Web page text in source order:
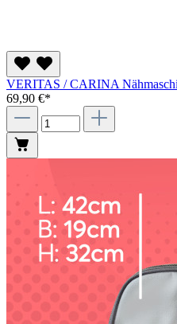
VERITAS / CARINA
69,90 €*